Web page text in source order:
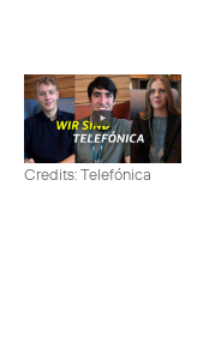
Credits: Telefónica